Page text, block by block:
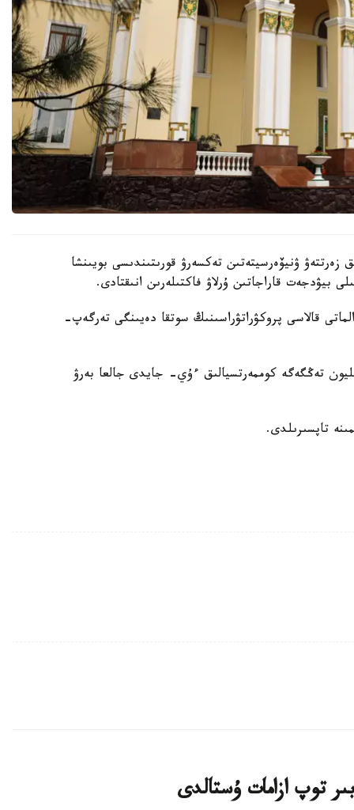
زەرتتەۋ ۋنيۆەرسيتەتىن تەكسەرۋ قورىتىندىسى بويىنشا
بيۋدجەت قاراجاتىن ۇرلاۋ فاكتىلەرىن انىقتادى.
تەرگەۋدى الماتى قالاسى پروكۋراتۋراسىنىڭ سوتقا دەيىنگى تەرگەپ-
جاعدايدا ۋنيۆەرسيتەتكە تيەسىلى 7,9 ميلليون تەڭگەگە كوممەرتسيالىق ءۇي- جايدى جالعا بەرۋ
تاپسىرىلدى.
توپ ازامات ۇستالدى